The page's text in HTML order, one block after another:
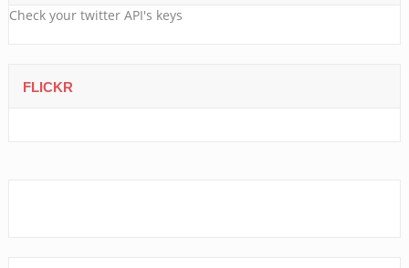
Check your twitter API's keys
FLICKR